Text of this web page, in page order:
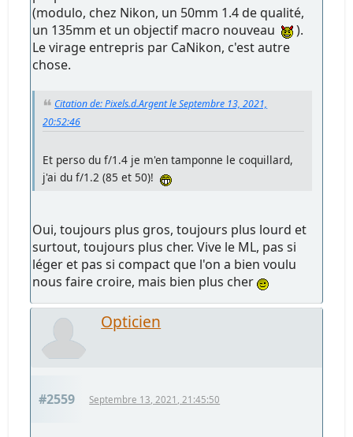
(modulo, chez Nikon, un 50mm 1.4 de qualité,
un 135mm et un objectif macro nouveau
).
Le virage entrepris par CaNikon, c'est autre
chose.
Citation de: Pixels.d.Argent le Septembre 13, 2021,
20:52:46
Et perso du f/1.4 je m'en tamponne le coquillard,
j'ai du f/1.2 (85 et 50)!
Oui, toujours plus gros, toujours plus lourd et
surtout, toujours plus cher. Vive le ML, pas si
léger et pas si compact que l'on a bien voulu
nous faire croire, mais bien plus cher
Opticien
#2559 Septembre 13, 2021, 21:45:50